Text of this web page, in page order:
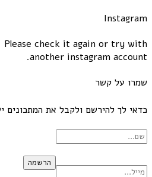
Instagram
Please check it again or try with
another instagram account.
שמרו על קשר
כדאי לך להירשם ולקבל את המתכונים